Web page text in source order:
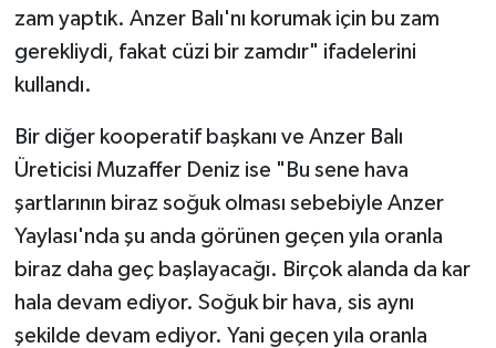
zam yaptık. Anzer Balı'nı korumak için bu zam
gerekliydi, fakat cüzi bir zamdır" ifadelerini
kullandı.
Bir diğer kooperatif başkanı ve Anzer Balı
Üreticisi Muzaffer Deniz ise "Bu sene hava
şartlarının biraz soğuk olması sebebiyle Anzer
Yaylası'nda şu anda görünen geçen yıla oranla
biraz daha geç başlayacağı. Birçok alanda da kar
hala devam ediyor. Soğuk bir hava, sis aynı
şekilde devam ediyor. Yani geçen yıla oranla